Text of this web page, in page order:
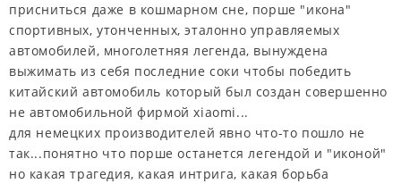
присниться даже в кошмарном сне, порше "икона"
спортивных, утонченных, эталонно управляемых
автомобилей, многолетняя легенда, вынуждена
выжимать из себя последние соки чтобы победить
китайский автомобиль который был создан совершенно
не автомобильной фирмой xiaomi...
для немецких производителей явно что-то пошло не
так...понятно что порше останется легендой и "иконой"
но какая трагедия, какая интрига, какая борьба